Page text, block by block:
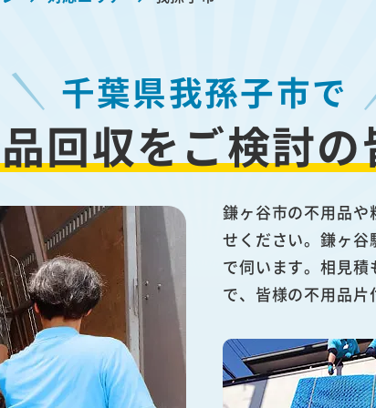
千葉県我孫子市で
回収をご検討の
鎌ヶ谷市の不用品
せください。鎌ヶ谷
で伺います。相見
で、皆様の不用品片